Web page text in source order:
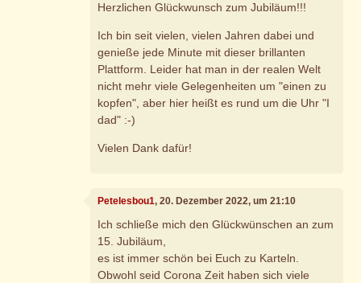
Herzlichen Glückwunsch zum Jubiläum!!!
Ich bin seit vielen, vielen Jahren dabei und
genieße jede Minute mit dieser brillanten
Plattform. Leider hat man in der realen Welt
nicht mehr viele Gelegenheiten um "einen zu
kopfen", aber hier heißt es rund um die Uhr "I
dad" :-)
Vielen Dank dafür!
Petelesbou1, 20. Dezember 2022, um 21:10
Ich schließe mich den Glückwünschen an zum
15. Jubiläum,
es ist immer schön bei Euch zu Karteln.
Obwohl seid Corona Zeit haben sich viele